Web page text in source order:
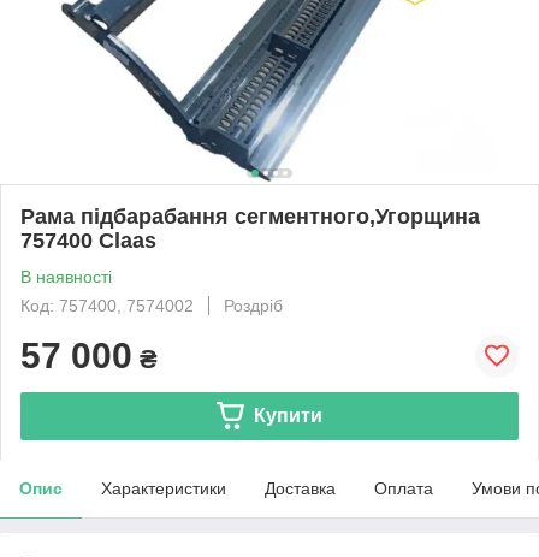
Рама підбарабання сегментного,Угорщина
757400 Claas
В наявності
Код: 757400, 7574002
Роздріб
57 000 ₴
Купити
Опис Характеристики Доставка Оплата Умови